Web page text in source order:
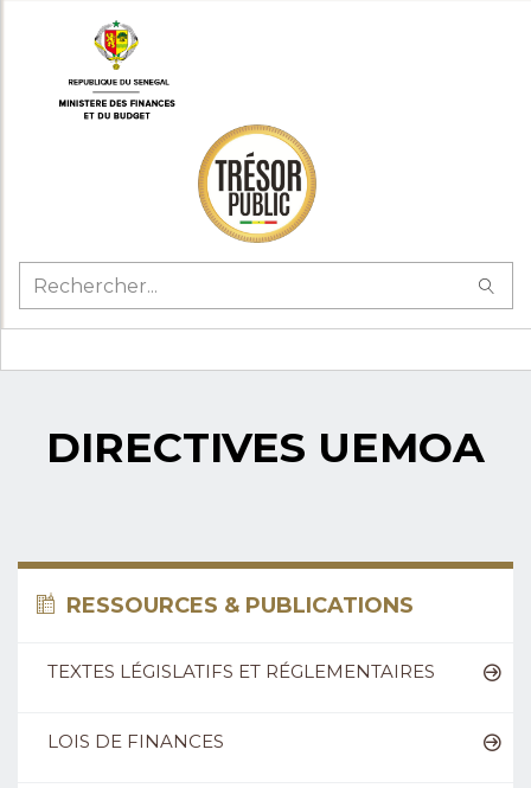
DIRECTIVES UEMOA
RESSOURCES & PUBLICATIONS
TEXTES LÉGISLATIFS ET RÉGLEMENTAIRES
LOIS DE FINANCES